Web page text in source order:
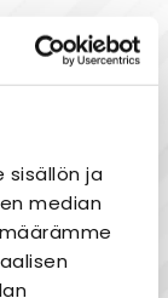
ja
median